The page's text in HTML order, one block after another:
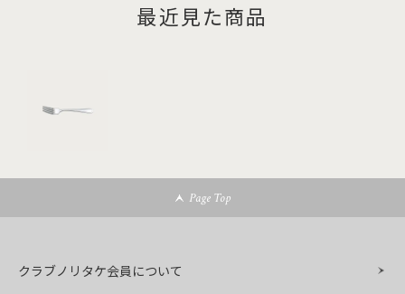
最近見た商品
Page Top
クラブノリタケ会員について